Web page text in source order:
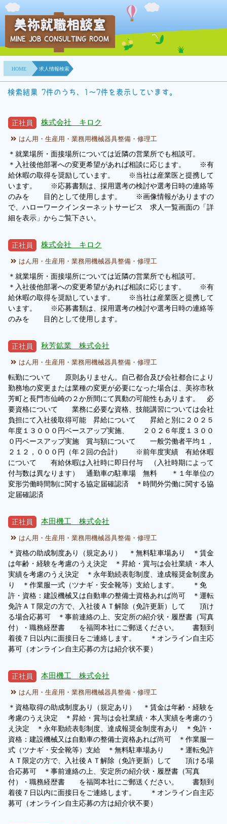
HOME
事業所紹介
相談室とは？
利用者の声
地域連携事業
求人情報検索
履歴書ジェネレーター
美祢就職相談室
MINE JOB CONSULTING ROOM
HOME 求人情報検索
検索結果 7件のうち、1～7件を表示しています。
正社員 株式会社 キロク
はん用・生産用・業務用機械器具整備・修理工
＊就業場所・面接場所については近隣の営業所でも相談可。
＊入社後他部署への変更希望があれば相談に応じます。 ※有
給休暇の取得を奨励しています。 ※当社は産業医と提携して
います。 ※応募書類は、採用選考の検討や選考日時の連絡等
のみを 目的として使用します。 ※画像情報がありますの
で、ハローワークインターネットサービス 求人一覧画面の「詳
細を表示」からご覧下さい。
正社員 株式会社 キロク
はん用・生産用・業務用機械器具整備・修理工
＊就業場所・面接場所については近隣の営業所でも相談可。
＊入社後他部署への変更希望があれば相談に応じます。 ※有
給休暇の取得を奨励しています。 ※当社は産業医と提携して
います。 ※応募書類は、採用選考の検討や選考日時の連絡等
のみを 目的として使用します。
正社員 秋芳鉱業 株式会社
はん用・生産用・業務用機械器具整備・修理工
転勤について 原則ありません。自己都合及び会社都合により
勤務地の変更または業種の変更が必要になった場合は、美祢市秋
芳町と長門市仙崎の２か所間にて異動の可能性もあります。 必
要資格について 業務に必要な資格、技能講習については会社
負担にて入社後取得可能 昇給について 昇給と別に２０２５
年度１３０００円ベースアップ実施、 ２０２６年度１３００
０円ベースアップ実施 賞与額について 一般労働者平均１，
２１２，０００円（年２回の合計） ※前年度実績 有給休暇
について 有給休暇は入社時に即日付与 （入社時期によって
付与数は異なります） 通勤車の駐車場 無料 ＊１年単位の
変形労働時間制に関する協定届確認済 ＊時間外労働に関する協
定届確認済
正社員 本田機工 株式会社
はん用・生産用・業務用機械器具整備・修理工
＊資格の助成制度あり（規定あり） ＊無料駐車場あり ＊賃金
は年齢・経験を考慮のうえ決定 ＊昇給・賞与は会社業績・本人
実績を考慮のうえ決定 ＊永年勤続表彰制度、達成報奨金制度あ
り ＊作業服一式（ツナギ・安全靴等）支給します。 ＊免
許・資格：建設機械又は自動車の整備士資格あれば尚可 ＊運転
免許ＡＴ限定の方で、入社後ＡＴ解除（免許更新）して 頂け
る場合応募可 ＊事前連絡の上、安定所の紹介状・履歴書（写真
付）・職務経歴書 を福岡本社にご郵送ください。 書類到
着後７日以内に面接日をご連絡します。 ＊オンライン自主応
募可（オンライン自主応募の方は紹介状不要）
正社員 本田機工 株式会社
はん用・生産用・業務用機械器具整備・修理工
＊資格取得の助成制度あり（規定あり） ＊賃金は年齢・経験を
考慮のうえ決定 ＊昇給・賞与は会社業績・本人実績を考慮のう
え決定 ＊永年勤続表彰制度、達成報奨金制度有あり ＊免許・
資格：建設機械又は自動車の整備士資格あれば尚可 ＊作業服一
式（ツナギ・安全靴等）支給 ＊無料駐車場あり ＊運転免許
ＡＴ限定の方で、入社後ＡＴ解除（免許更新）して 頂ける場
合応募可 ＊事前連絡の上、安定所の紹介状・履歴書（写真
付）・職務経歴書 を福岡本社にご郵送ください。 書類到
着後７日以内に面接日をご連絡します。 ＊オンライン自主応
募可（オンライン自主応募の方は紹介状不要）